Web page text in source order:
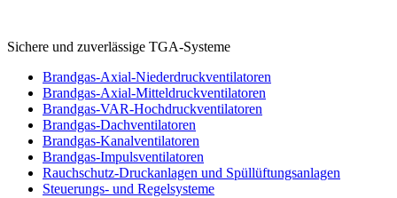
Sichere und zuverlässige TGA-Systeme
Brandgas-Axial-Niederdruckventilatoren
Brandgas-Axial-Mitteldruckventilatoren
Brandgas-VAR-Hochdruckventilatoren
Brandgas-Dachventilatoren
Brandgas-Kanalventilatoren
Brandgas-Impulsventilatoren
Rauchschutz-Druckanlagen und Spüllüftungsanlagen
Steuerungs- und Regelsysteme